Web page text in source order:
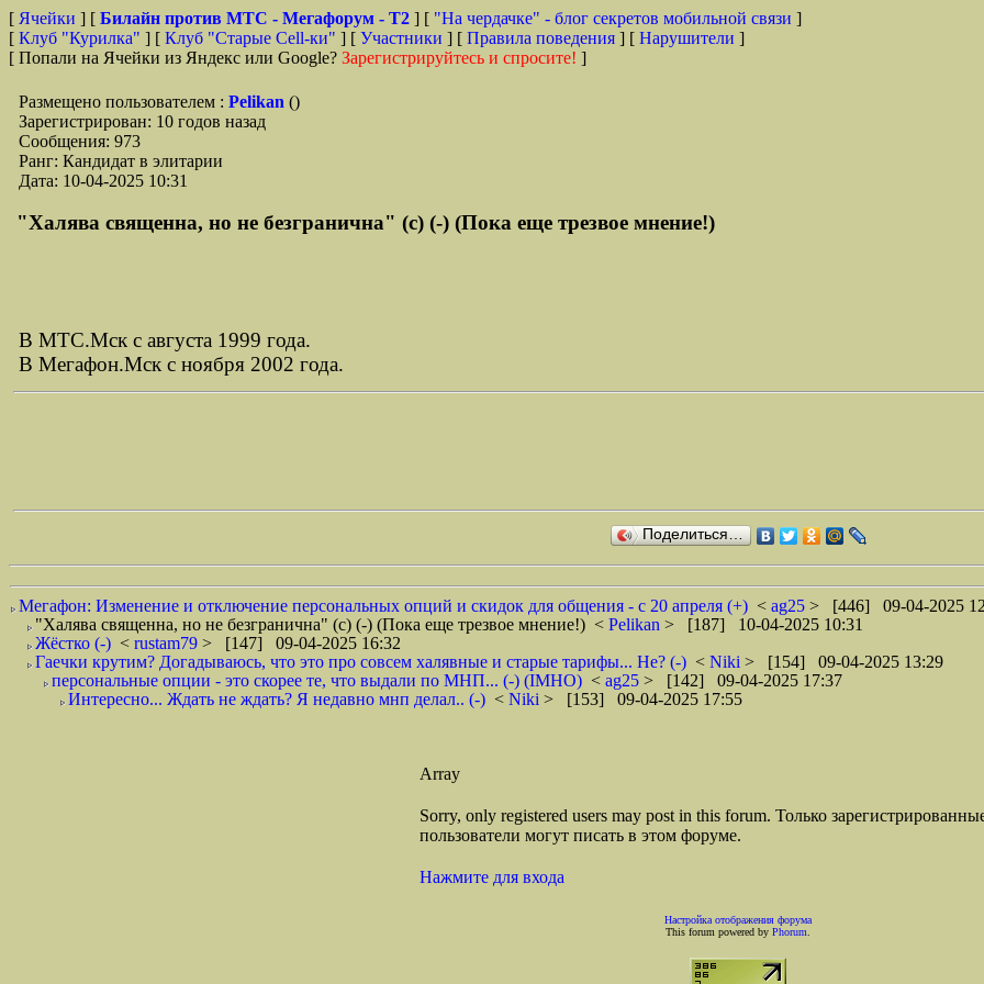
[ Ячейки ] [ Билайн против МТС - Мегафорум - T2 ] [ "На чердачке" - блог секретов мобильной связи ]
[ Клуб "Курилка" ] [ Клуб "Старые Сell-ки" ] [ Участники ] [ Правила поведения ] [ Нарушители ]
[ Попали на Ячейки из Яндекс или Google? Зарегистрируйтесь и спросите! ]
Размещено пользователем : Pelikan ()
Зарегистрирован: 10 годов назад
Сообщения: 973
Ранг: Кандидат в элитарии
Дата: 10-04-2025 10:31
"Халява священна, но не безгранична" (с) (-) (Пока еще трезвое мнение!)
В МТС.Мск с августа 1999 года.
В Мегафон.Мск с ноября 2002 года.
Поделиться…
Мегафон: Изменение и отключение персональных опций и скидок для общения - с 20 апреля (+) < ag25 > [446] 09-04-2025
"Халява священна, но не безгранична" (с) (-) (Пока еще трезвое мнение!) < Pelikan > [187] 10-04-2025 10:31
Жёстко (-) < rustam79 > [147] 09-04-2025 16:32
Гаечки крутим? Догадываюсь, что это про совсем халявные и старые тарифы... Не? (-) < Niki > [154] 09-04-2025 13:29
персональные опции - это скорее те, что выдали по МНП... (-) (IMHO) < ag25 > [142] 09-04-2025 17:37
Интересно... Ждать не ждать? Я недавно мнп делал.. (-) < Niki > [153] 09-04-2025 17:55
Array
Sorry, only registered users may post in this forum. Только
пользователи могут писать в этом форуме.
Нажмите для входа
Настройка отображения форума
This forum powered by Phorum